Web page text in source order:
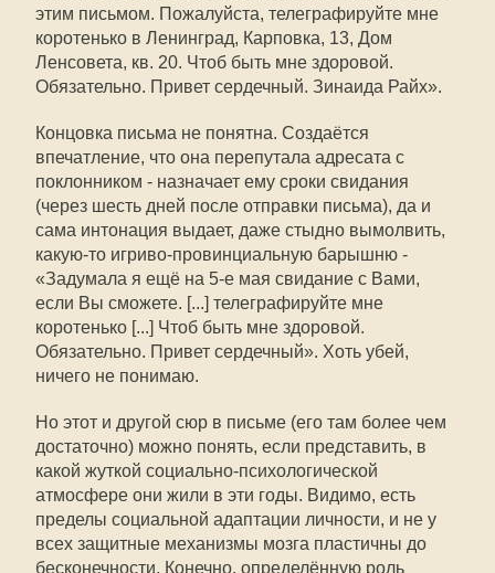
этим письмом. Пожалуйста, телеграфируйте мне
коротенько в Ленинград, Карповка, 13, Дом
Ленсовета, кв. 20. Чтоб быть мне здоровой.
Обязательно. Привет сердечный. Зинаида Райх».
Концовка письма не понятна. Создаётся
впечатление, что она перепутала адресата с
поклонником - назначает ему сроки свидания
(через шесть дней после отправки письма), да и
сама интонация выдает, даже стыдно вымолвить,
какую-то игриво-провинциальную барышню -
«Задумала я ещё на 5-е мая свидание с Вами,
если Вы сможете. [...] телеграфируйте мне
коротенько [...] Чтоб быть мне здоровой.
Обязательно. Привет сердечный». Хоть убей,
ничего не понимаю.
Но этот и другой сюр в письме (его там более чем
достаточно) можно понять, если представить, в
какой жуткой социально-психологической
атмосфере они жили в эти годы. Видимо, есть
пределы социальной адаптации личности, и не у
всех защитные механизмы мозга пластичны до
бесконечности. Конечно, определённую роль